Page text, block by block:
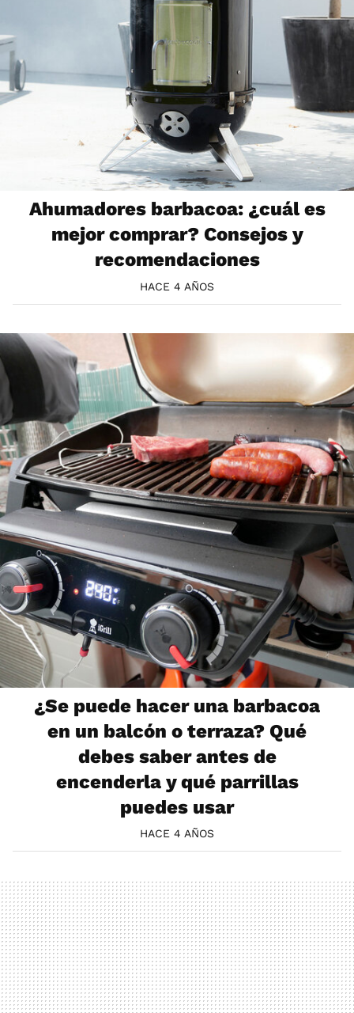
Ahumadores barbacoa: ¿cuál es
mejor comprar? Consejos y
recomendaciones
HACE 4 AÑOS
¿Se puede hacer una barbacoa
en un balcón o terraza? Qué
debes saber antes de
encenderla y qué parrillas
puedes usar
HACE 4 AÑOS